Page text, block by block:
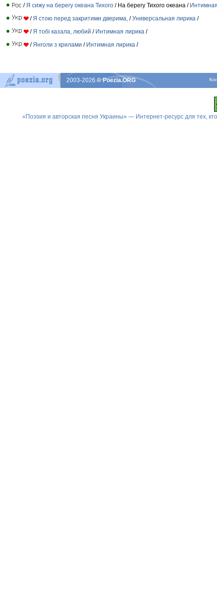
/ Я сижу на берегу океана Тихого / На берегу Тихого океана /
/ Я стою перед закритими дверима, /Универсальная лирика /
/ Я тобі казала, любий / Интимная лирика /
/ Янголи з крилами / Интимная лирика /
2003-2026© Poezia.ORG
«Поэзия и авторская песня Украины» — Интернет-ресурс для тех,